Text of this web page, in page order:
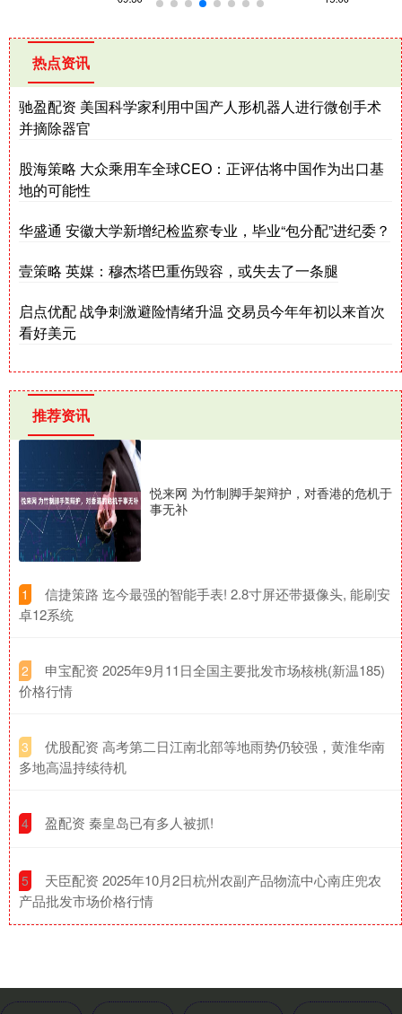
热点资讯
驰盈配资 美国科学家利用中国产人形机器人进行微创手术
并摘除器官
股海策略 大众乘用车全球CEO：正评估将中国作为出口基
地的可能性
华盛通 安徽大学新增纪检监察专业，毕业“包分配”进纪委？
壹策略 英媒：穆杰塔巴重伤毁容，或失去了一条腿
启点优配 战争刺激避险情绪升温 交易员今年年初以来首次
看好美元
推荐资讯
悦来网 为竹制脚手架辩护，对香港的危机于
事无补
1
​信捷策路 迄今最强的智能手表! 2.8寸屏还带摄像头, 能刷安
卓12系统
2
​申宝配资 2025年9月11日全国主要批发市场核桃(新温185)
价格行情
3
​优股配资 高考第二日江南北部等地雨势仍较强，黄淮华南
多地高温持续待机
4 ​盈配资 秦皇岛已有多人被抓!
5
​天臣配资 2025年10月2日杭州农副产品物流中心南庄兜农
产品批发市场价格行情